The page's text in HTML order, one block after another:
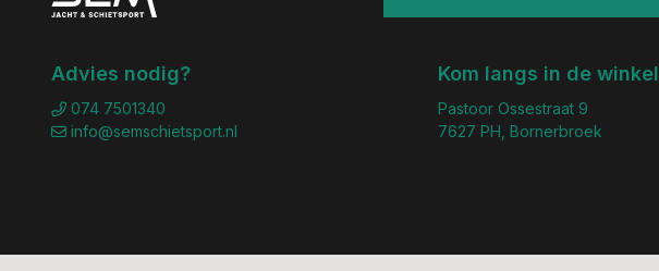
Advies nodig?
074 7501340
info@semschietsport.nl
Kom langs in de winkel
Pastoor Ossestraat 9
7627 PH, Bornerbroek